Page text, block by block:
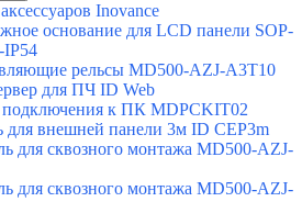
Inovance
основание для LCD панели SOP-
IP54
рельсы MD500-AZJ-A3T10
для ПЧ ID Web
к ПК MDPCKIT02
для внешней панели 3м ID CEP3m
для сквозного монтажа MD500-AZJ-
для сквозного монтажа MD500-AZJ-